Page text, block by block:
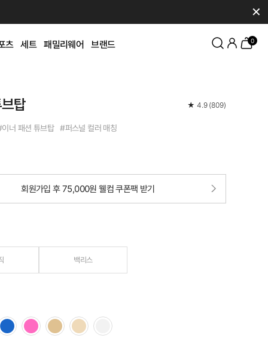
✕
츠 세트 패밀리웨어 브랜드 0
탑 ★ 4.9 (809)
너 패션 튜브탑 #퍼스널 컬러 매칭
회원가입 후 75,000원 웰컴 쿠폰팩 받기
백리스